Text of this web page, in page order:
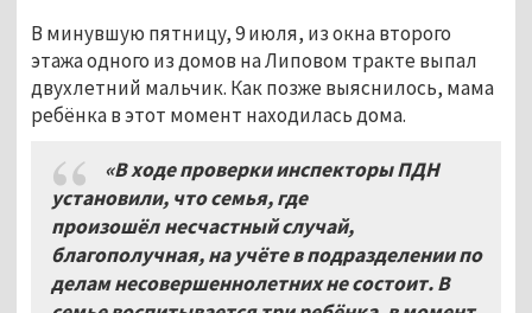
В минувшую пятницу, 9 июля, из окна второго
этажа одного из домов на Липовом тракте выпал
двухлетний мальчик. Как позже выяснилось, мама
ребёнка в этот момент находилась дома.
«В ходе проверки инспекторы ПДН
установили, что семья, где
произошёл несчастный случай,
благополучная, на учёте в подразделении по
делам несовершеннолетних не состоит. В